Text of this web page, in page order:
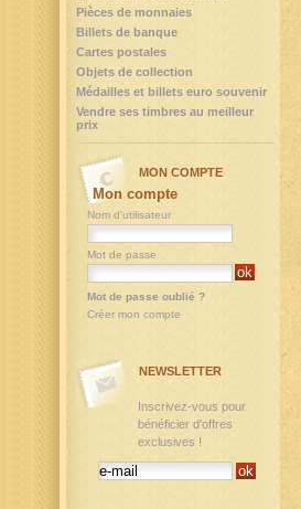
Pièces de monnaies
Billets de banque
Cartes postales
Objets de collection
Médailles et billets euro souvenir
Vendre ses timbres au meilleur
prix
MON COMPTE
Mon compte
Nom d'utilisateur
Mot de passe
Mot de passe oublié ?
Créer mon compte
NEWSLETTER
Inscrivez-vous pour
bénéficier d'offres
exclusives !